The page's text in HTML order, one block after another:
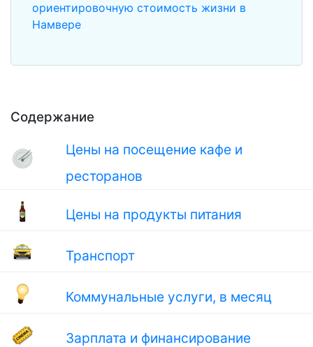
Содержание
Цены на посещение кафе и
ресторанов
Цены на продукты питания
Транспорт
Коммунальные услуги, в месяц
Зарплата и финансирование
ориентировочную стоимость жизни в
Намвере